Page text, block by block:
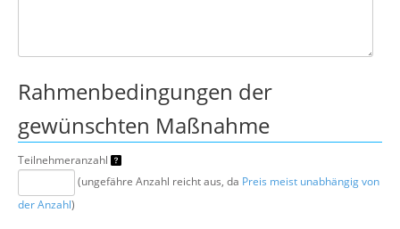
Rahmenbedingungen der
gewünschten Maßnahme
Teilnehmeranzahl
(ungefähre Anzahl reicht aus, da Preis meist unabhängig von
der Anzahl)